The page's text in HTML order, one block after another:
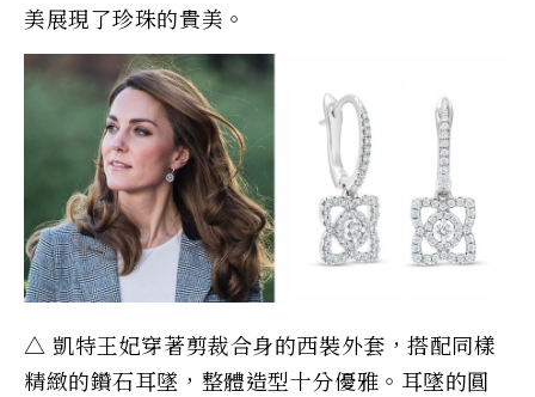
美展現了珍珠的貴美。
△ 凱特王妃穿著剪裁合身的西裝外套，搭配同樣
精緻的鑽石耳墜，整體造型十分優雅。耳墜的圓